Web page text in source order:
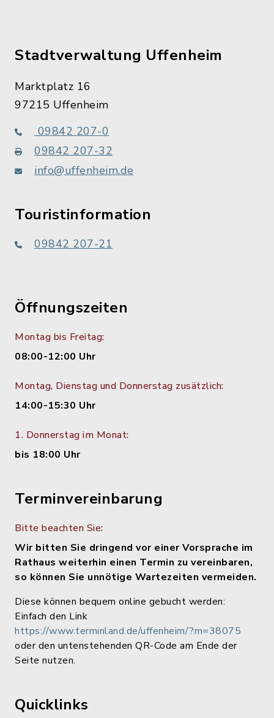
Stadtverwaltung Uffenheim
Marktplatz 16
97215 Uffenheim
09842 207-0
09842 207-32
info@uffenheim.de
Touristinformation
09842 207-21
Öffnungszeiten
Montag bis Freitag:
08:00-12:00 Uhr
Montag, Dienstag und Donnerstag zusätzlich:
14:00-15:30 Uhr
1. Donnerstag im Monat:
bis 18:00 Uhr
Terminvereinbarung
Bitte beachten Sie:
Wir bitten Sie dringend vor einer Vorsprache im
Rathaus weiterhin einen Termin zu vereinbaren,
so können Sie unnötige Wartezeiten vermeiden.
Diese können bequem online gebucht werden:
Einfach den Link
https://www.terminland.de/uffenheim/?m=38075
oder den untenstehenden QR-Code am Ende der
Seite nutzen.
Quicklinks